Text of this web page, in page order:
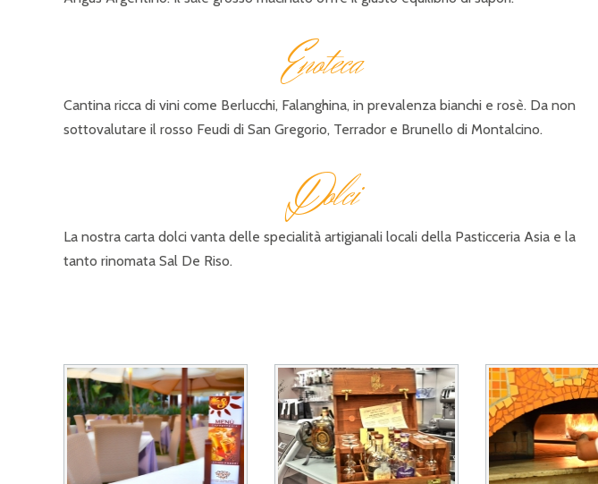
Enoteca
Cantina ricca di vini come Berlucchi, Falanghina, in prevalenza bianchi e rosè. Da non
sottovalutare il rosso Feudi di San Gregorio, Terrador e Brunello di Montalcino.
Dolci
La nostra carta dolci vanta delle specialità artigianali locali della Pasticceria Asia e la
tanto rinomata Sal De Riso.